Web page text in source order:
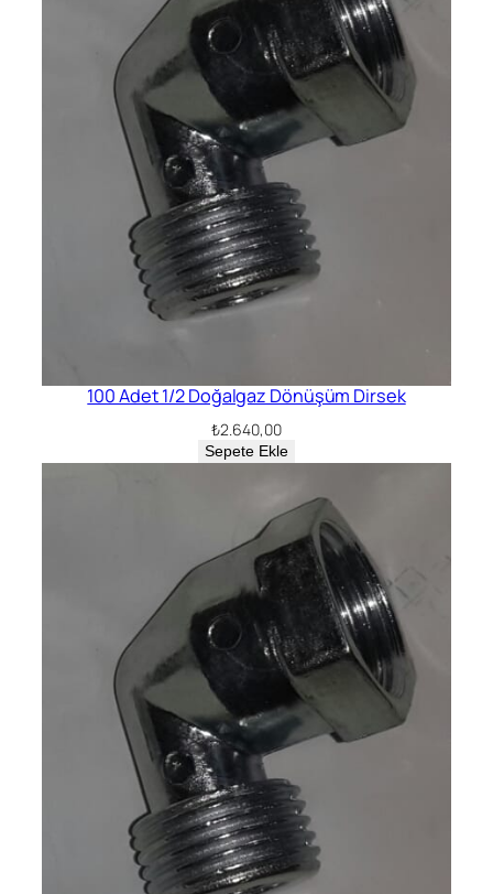
100 Adet 1/2 Doğalgaz Dönüşüm Dirsek
₺2.640,00
Sepete Ekle